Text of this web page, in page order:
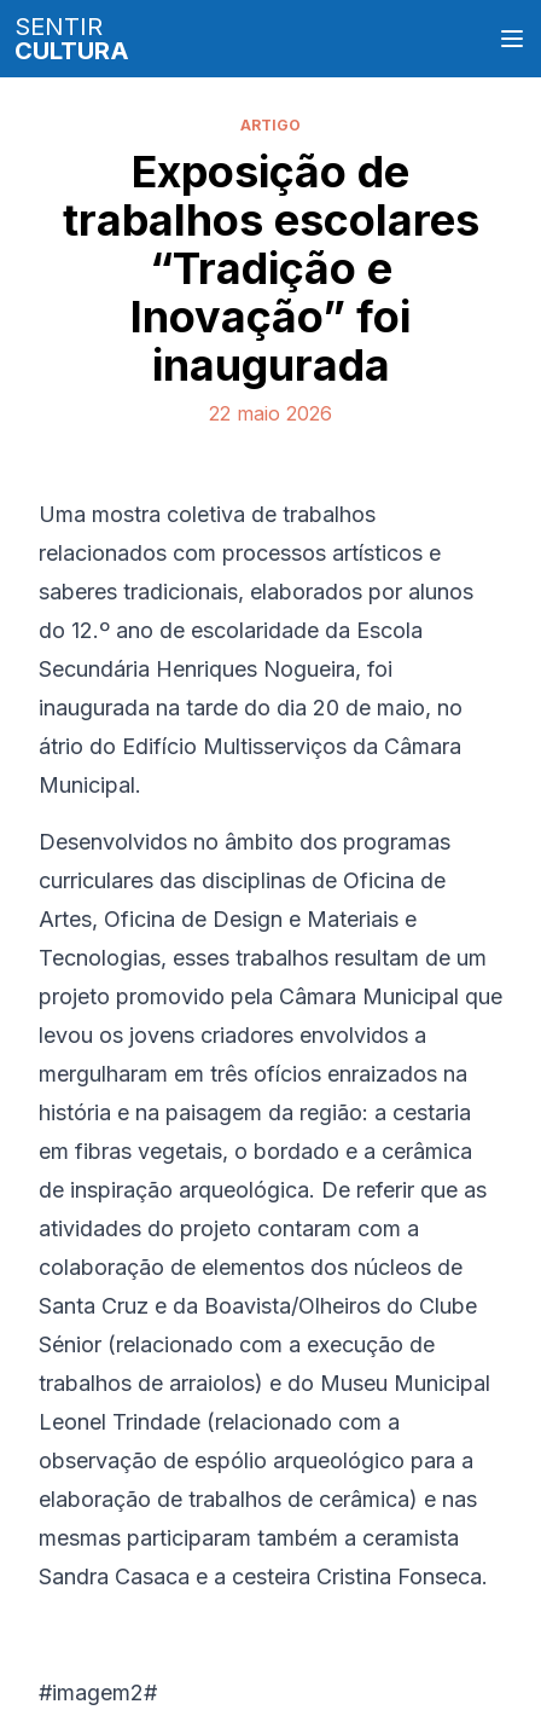
SENTIR
CULTURA
ARTIGO
Exposição de
trabalhos escolares
“Tradição e
Inovação” foi
inaugurada
22 maio 2026
Uma mostra coletiva de trabalhos
relacionados com processos artísticos e
saberes tradicionais, elaborados por alunos
do 12.º ano de escolaridade da Escola
Secundária Henriques Nogueira, foi
inaugurada na tarde do dia 20 de maio, no
átrio do Edifício Multisserviços da Câmara
Municipal.
Desenvolvidos no âmbito dos programas
curriculares das disciplinas de Oficina de
Artes, Oficina de Design e Materiais e
Tecnologias, esses trabalhos resultam de um
projeto promovido pela Câmara Municipal que
levou os jovens criadores envolvidos a
mergulharam em três ofícios enraizados na
história e na paisagem da região: a cestaria
em fibras vegetais, o bordado e a cerâmica
de inspiração arqueológica. De referir que as
atividades do projeto contaram com a
colaboração de elementos dos núcleos de
Santa Cruz e da Boavista/Olheiros do Clube
Sénior (relacionado com a execução de
trabalhos de arraiolos) e do Museu Municipal
Leonel Trindade (relacionado com a
observação de espólio arqueológico para a
elaboração de trabalhos de cerâmica) e nas
mesmas participaram também a ceramista
Sandra Casaca e a cesteira Cristina Fonseca.
#imagem2#